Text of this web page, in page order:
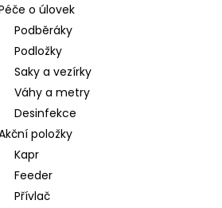
o úlovek
Podběráky
Podložky
Saky a vezírky
Váhy a metry
Desinfekce
položky
Kapr
Feeder
Přívlač